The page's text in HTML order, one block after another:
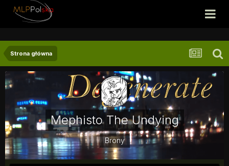
Strona główna
Mephisto The Undying
Brony